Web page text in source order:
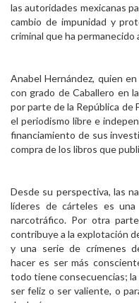
las autoridades mexicanas
cambio de impunidad y
criminal que ha permanecido
Anabel Hernández, quien
con grado de Caballero en
por parte de la República de
el periodismo libre e
financiamiento de sus
compra de los libros que
Desde su perspectiva, las
líderes de cárteles es
narcotráfico. Por otra
contribuye a la explotación
y una serie de crímenes
hacer es ser más
todo tiene consecuencias;
ser feliz o ser valiente, o